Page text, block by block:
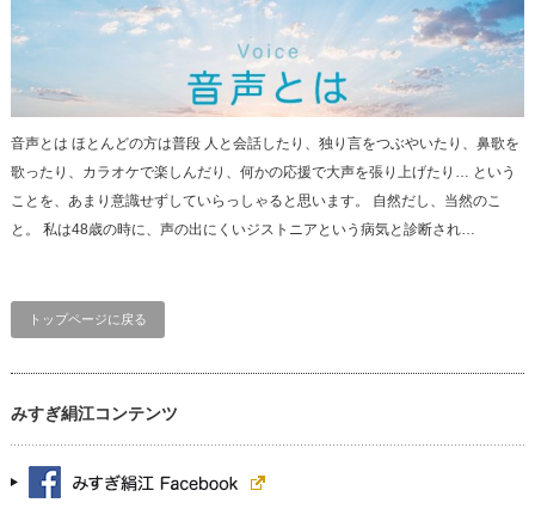
音声とは ほとんどの方は普段 人と会話したり、独り言をつぶやいたり、鼻歌を
歌ったり、カラオケで楽しんだり、何かの応援で大声を張り上げたり… という
ことを、あまり意識せずしていらっしゃると思います。 自然だし、当然のこ
と。 私は48歳の時に、声の出にくいジストニアという病気と診断され…
トップページに戻る
みすぎ絹江コンテンツ